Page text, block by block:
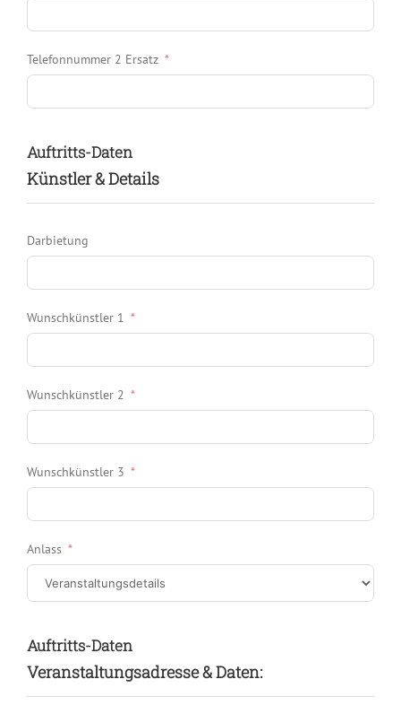
Telefonnummer 2 Ersatz
Auftritts-Daten
Künstler & Details
Darbietung
Wunschkünstler 1
Wunschkünstler 2
Wunschkünstler 3
Anlass
Auftritts-Daten
Veranstaltungsadresse & Daten: